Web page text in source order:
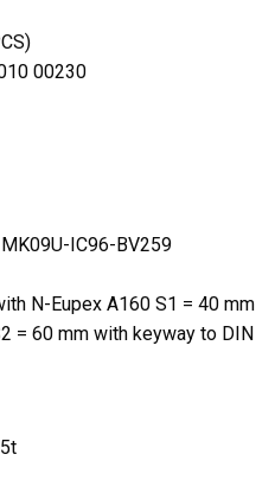
00230
MK09U-IC96-BV259
N-Eupex A160 S1 = 40 mm
= 60 mm with keyway to DIN